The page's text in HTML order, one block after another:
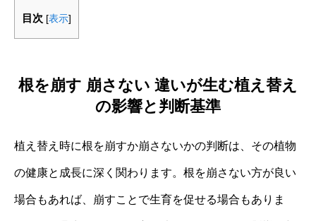
目次 [表示]
根を崩す 崩さない 違いが生む植え替え
の影響と判断基準
植え替え時に根を崩すか崩さないかの判断は、その植物
の健康と成長に深く関わります。根を崩さない方が良い
場合もあれば、崩すことで生育を促せる場合もありま